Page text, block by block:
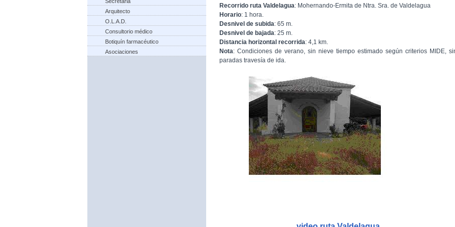
Arquitecto
O.L.A.D.
Consultorio médico
Botiquín farmacéutico
Asociaciones
Recorrido ruta Valdelagua: Mohernando-Ermita de Ntra. Sra. de Valdelagua
Horario: 1 hora.
Desnivel de subida: 65 m.
Desnivel de bajada: 25 m.
Distancia horizontal recorrida: 4,1 km.
Nota: Condiciones de verano, sin nieve tiempo estimado según criterios MIDE,
paradas travesía de ida.